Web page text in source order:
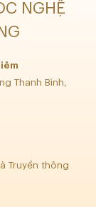
NGHỆ
Thanh Bình,
Truyền thông